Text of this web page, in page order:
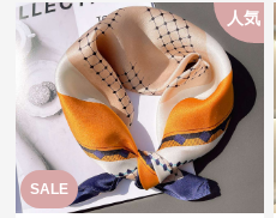
SALE
人気